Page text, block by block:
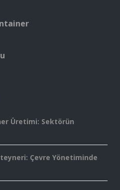
Üretimi: Sektörün
Çevre Yönetiminde